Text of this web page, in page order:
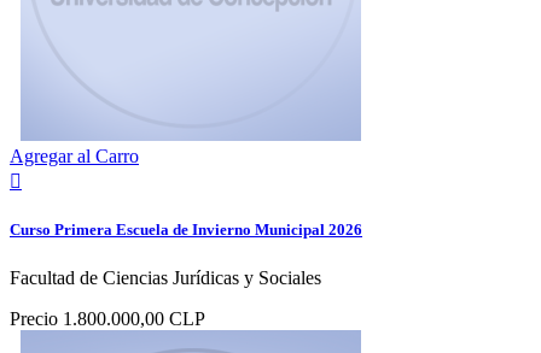
Agregar al Carro

Curso Primera Escuela de Invierno Municipal 2026
Facultad de Ciencias Jurídicas y Sociales
Precio 1.800.000,00 CLP